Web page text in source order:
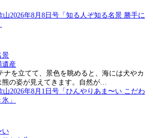
景
遺産
ナを立てて、景色を眺めると、海には犬やカ
の姿が見えてきます。自然が…
い